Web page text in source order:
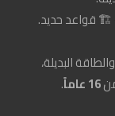
🏗️ قواعد حديد.
البديلة،
16 عاماً
.